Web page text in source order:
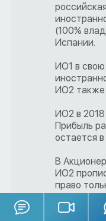
(100%
Испании.
ИО1 в
ИО2 также
ИО2 в 2018
Прибыль
остается
В
ИО2
право
в конце
год. Т.е.